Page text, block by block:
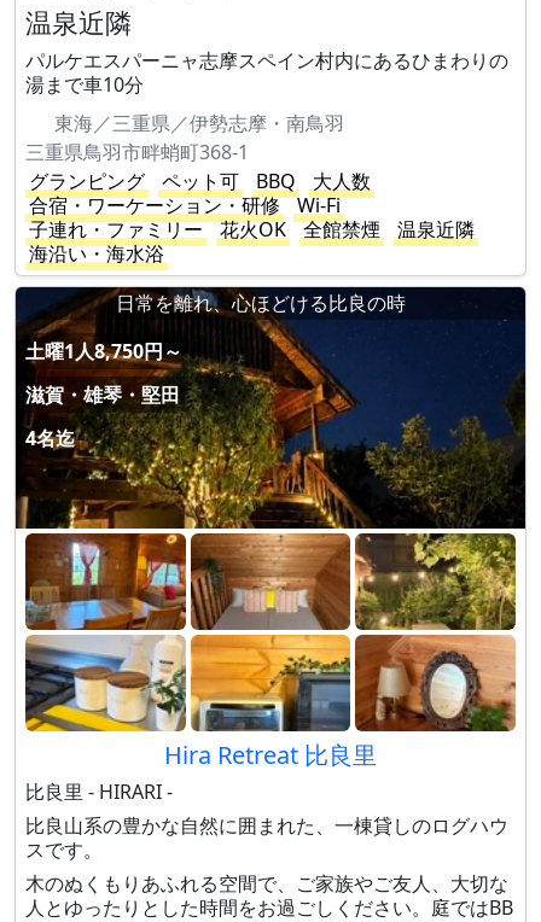
温泉近隣
パルケエスパーニャ志摩スペイン村内にあるひまわりの
湯まで車10分
東海／三重県／伊勢志摩・南鳥羽
三重県鳥羽市畔蛸町368-1
グランピング
ペット可 BBQ
大人数
合宿・ワーケーション・研修
Wi-Fi
子連れ・ファミリー
花火OK 全館禁煙
温泉近隣
海沿い・海水浴
日常を離れ、心ほどける比良の時
土曜1人8,750円～
滋賀・雄琴・堅田
4名迄
Hira Retreat 比良里
比良里 - HIRARI -
比良山系の豊かな自然に囲まれた、一棟貸しのログハウ
スです。
木のぬくもりあふれる空間で、ご家族やご友人、大切な
人とゆったりとした時間をお過ごしください。庭ではBB